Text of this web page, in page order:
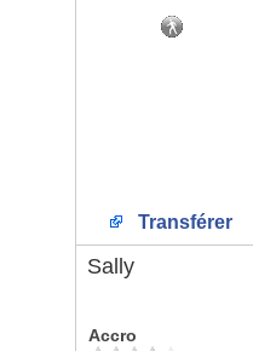
Transférer
Sally
Accro